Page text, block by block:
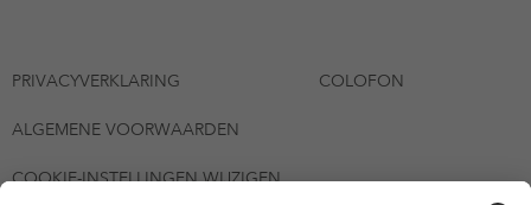
PRIVACYVERKLARING COLOFON
ALGEMENE VOORWAARDEN
COOKIE-INSTELLINGEN WIJZIGEN